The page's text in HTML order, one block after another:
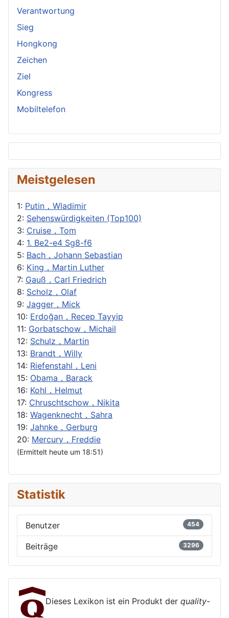
Verantwortung
Sieg
Hongkong
Zeichen
Ziel
Kongress
Mobiltelefon
Meistgelesen
1: Putin，Wladimir
2: Sehenswürdigkeiten (Top100)
3: Cruise，Tom
4: 1. Be2-e4 Sg8-f6
5: Bach，Johann Sebastian
6: King，Martin Luther
7: Gauß，Carl Friedrich
8: Scholz，Olaf
9: Jagger，Mick
10: Erdoğan，Recep Tayyip
11: Gorbatschow，Michail
12: Schulz，Martin
13: Brandt，Willy
14: Riefenstahl，Leni
15: Obama，Barack
16: Kohl，Helmut
17: Chruschtschow，Nikita
18: Wagenknecht，Sahra
19: Jahnke，Gerburg
20: Mercury，Freddie
(Ermittelt heute um 18:51)
Statistik
Benutzer 454
Beiträge 3296
Dieses Lexikon ist ein Produkt der quality-